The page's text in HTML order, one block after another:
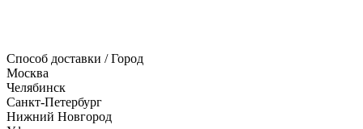
Способ доставки / Город
Москва
Челябинск
Санкт-Петербург
Нижний Новгород